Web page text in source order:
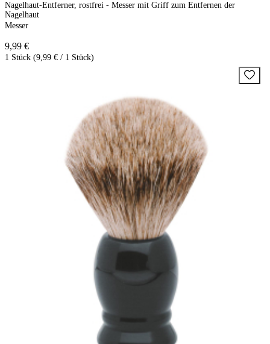
Nagelhaut-Entferner, rostfrei - Messer mit Griff zum Entfernen der
Nagelhaut
Messer
9,99 €
1 Stück (9,99 € / 1 Stück)